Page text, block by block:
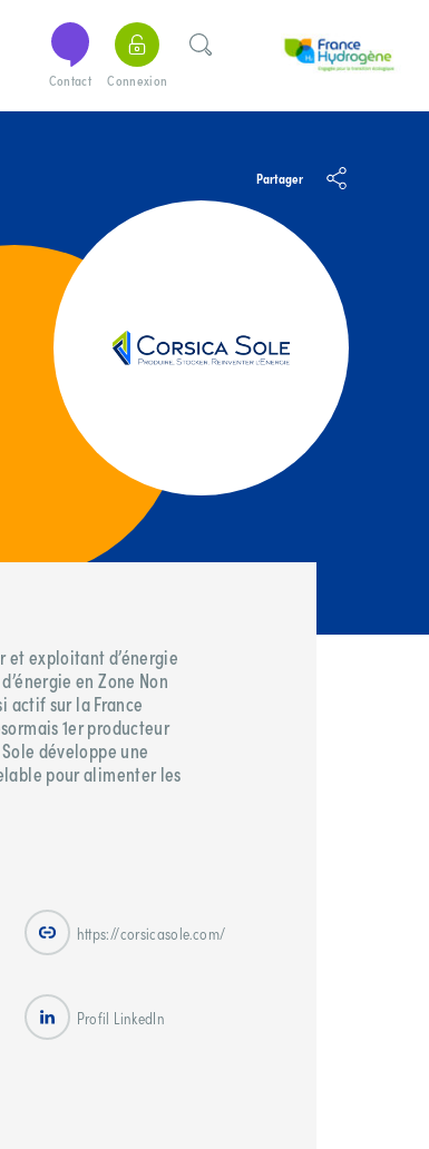
Contact Connexion
Partager
et exploitant d’énergie
en Zone Non
actif sur la France
1er producteur
développe une
pour alimenter les
https://corsicasole.com/
Profil LinkedIn